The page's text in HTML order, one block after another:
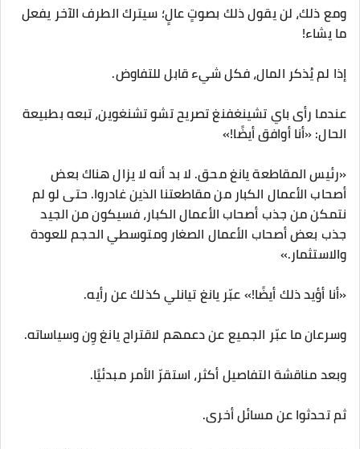
ومع ذلك، لن يقول ذلك بصوتٍ عالٍ؛ سيترك الطرف الآخر يفعل
ما يشاء!
إذا لم يُذكر المال، فكل شيء قابل للتفاوض.
عندما رأى باي تشينغفنغ تصريح تشو تشنغوين، تبعه بطبيعة
الحال: «أنا أوافق أيضًا!»
«رئيس المقاطعة يانغ محق. لا بد أنه لا يزال هناك بعض
أصحاب الأعمال الكبار من مقاطعتنا الذين غادروا. حتى لو لم
نتمكن من جذب أصحاب الأعمال الكبار، فسيكون من الجيد
جذب بعض أصحاب الأعمال الصغار ومتوسطي الحجم للعودة
والاستثمار.»
«أنا أؤيد ذلك أيضًا!» عبّر يانغ تيانلي كذلك عن رأيه.
وسرعان ما عبّر الجميع عن دعمهم لاقتراح يانغ وِن وسياساته.
وبعد مناقشة التفاصيل أكثر، استقرّ الأمر مبدئيًا.
ثم تحدثوا عن مسائل أخرى.